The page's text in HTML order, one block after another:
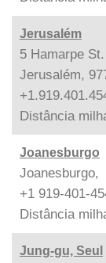
Jerusalém
5 Hamarpe
Jerusalém,
Distância
Joanesburgo
Joanesburgo,
+1 919-401-
Distância
Jung-gu, Seul